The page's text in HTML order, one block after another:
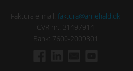
Faktura e-mail:faktura@arnehald.dk
CVR nr.: 31497914
Bank: 7600-2009801